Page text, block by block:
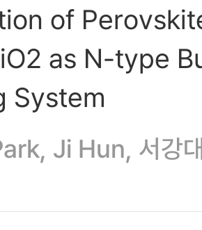
of
as N-type
System
Ji Hun, 서강